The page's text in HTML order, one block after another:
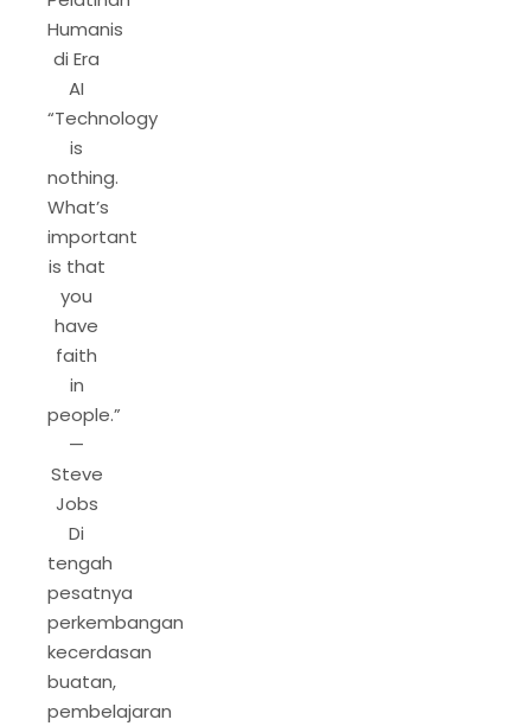
Humanis
di Era
AI
“Technology
is
nothing.
What’s
important
is that
you
have
faith
in
people.”
—
Steve
Jobs
Di
tengah
pesatnya
perkembangan
kecerdasan
buatan,
pembelajaran